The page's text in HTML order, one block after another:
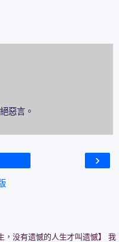
惡言。
›
，没有遗憾的人生才叫遗憾】 我